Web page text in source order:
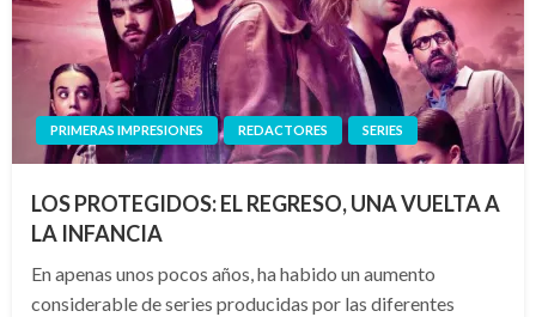
PRIMERAS IMPRESIONES REDACTORES SERIES
LOS PROTEGIDOS: EL REGRESO, UNA VUELTA A
LA INFANCIA
En apenas unos pocos años, ha habido un aumento
considerable de series producidas por las diferentes